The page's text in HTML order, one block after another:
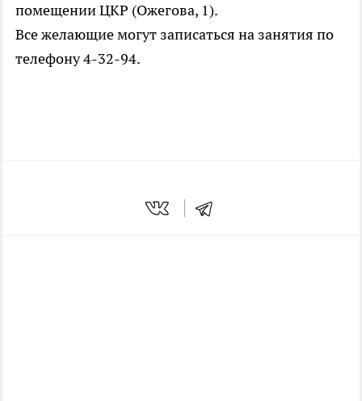
помещении ЦКР (Ожегова, 1).
Все желающие могут записаться на занятия по
телефону 4-32-94.